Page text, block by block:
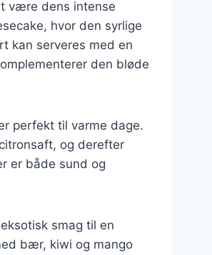
være dens intense
hvor den syrlige
kan serveres med en
den bløde
perfekt til varme dage.
og derefter
er både sund og
smag til en
bær, kiwi og mango